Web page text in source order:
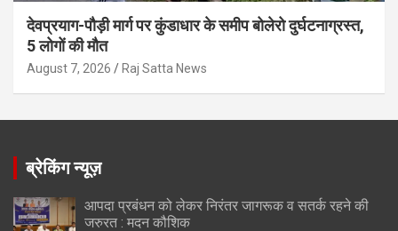
देवप्रयाग-पौड़ी मार्ग पर कुंडाधार के समीप बोलेरो दुर्घटनाग्रस्त,
5 लोगों की मौत
August 7, 2026 Raj Satta News
ब्रेकिंग न्यूज़
आपदा प्रबंधन को लेकर निरंतर जागरूक व सतर्क रहने की
जरुरत : मदन कौशिक